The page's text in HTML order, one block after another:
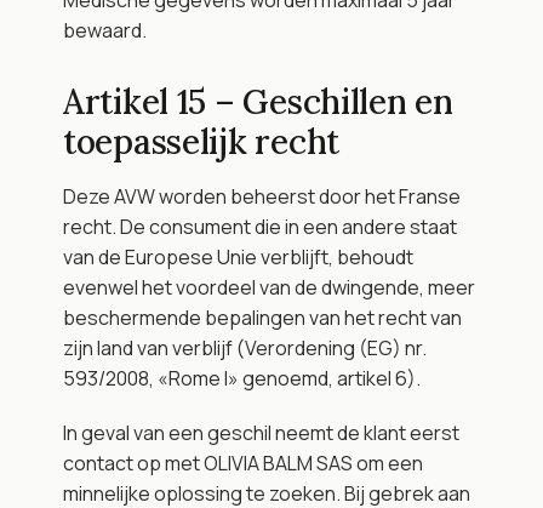
bewaard.
Artikel 15 – Geschillen en
toepasselijk recht
Deze AVW worden beheerst door het Franse
recht. De consument die in een andere staat
van de Europese Unie verblijft, behoudt
evenwel het voordeel van de dwingende, meer
beschermende bepalingen van het recht van
zijn land van verblijf (Verordening (EG) nr.
593/2008, «Rome I» genoemd, artikel 6).
In geval van een geschil neemt de klant eerst
contact op met OLIVIA BALM SAS om een
minnelijke oplossing te zoeken. Bij gebrek aan